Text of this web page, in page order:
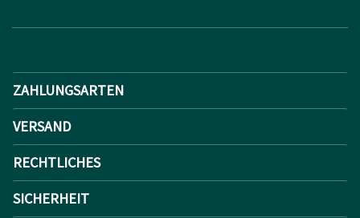
ZAHLUNGSARTEN
VERSAND
RECHTLICHES
SICHERHEIT